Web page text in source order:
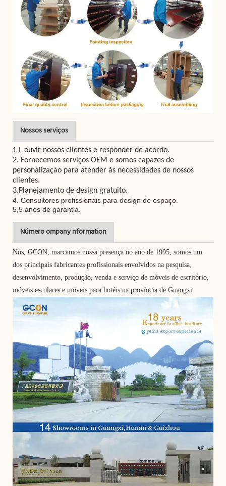
Nossos serviços
1.L ouvir nossos clientes e responder de acordo.
2. Fornecemos serviços OEM e somos capazes de
personalização para atender às necessidades de nossos
clientes.
3.Planejamento de design gratuito.
4. Consultores profissionais para design de espaço.
5,5 anos de garantia.
Número ompany nformation
Nós, GCON, marcamos nossa presença no ano de 1995, somos um
dos principais fabricantes profissionais envolvidos na pesquisa,
desenvolvimento, produção, venda e serviço de móveis de escritório,
móveis escolares e móveis para hotéis na província de Guangxi.